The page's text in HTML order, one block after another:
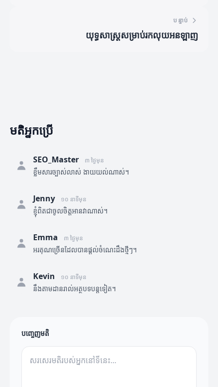
បន្ទាប់
យុទ្ធសាស្ត្រសម្រាប់រកលុយអនឡាញ
មតិអ្នកប្រើ
SEO_Master ៣ ថ្ងៃមុន
ខ្លឹមសារច្បាស់លាស់ ងាយយល់ណាស់។
Jenny ១០ នាទីមុន
ខ្ញុំពិតជាចូលចិត្តអានវាណាស់។
Emma ៣ ថ្ងៃមុន
អរគុណច្រើនដែលបានផ្តល់ចំណេះដឹងថ្មីៗ។
Kevin ១០ នាទីមុន
នឹងតាមដានរាល់អត្ថបទបន្តទៀត។
បញ្ចេញមតិ